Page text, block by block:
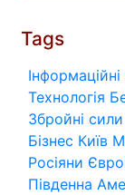
Tags
Інформаційні
Технологія
Збройні
Бізнес Київ
Росіяни
Південна